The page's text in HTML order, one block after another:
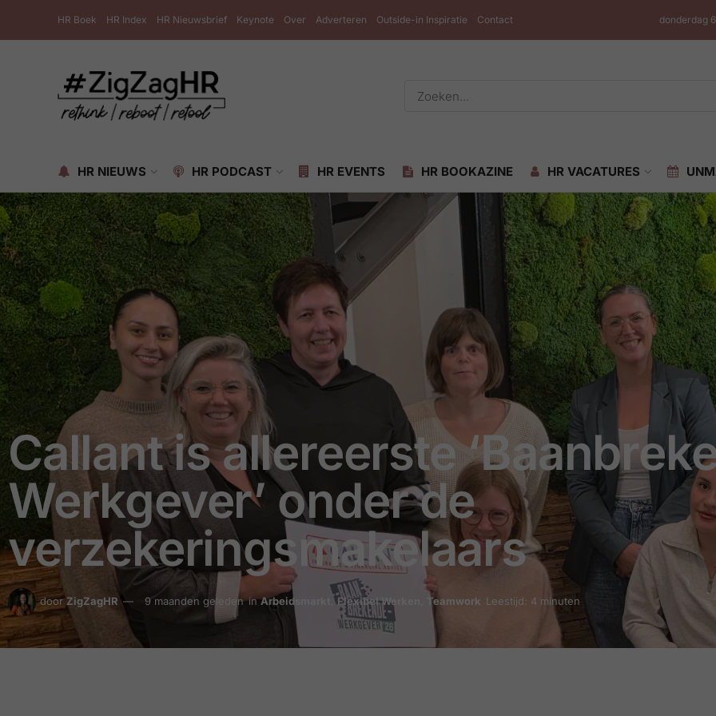
HR Boek HR Index HR Nieuwsbrief Keynote Over Adverteren Outside-in Inspiratie Contact donderdag
HR NIEUWS HR PODCAST HR EVENTS HR BOOKAZINE HR VACATURES
Callant is allereerste
Werkgever’ onder de
verzekeringsmakelaars
doorZigZagHR 9 maanden geleden in Arbeidsmarkt ,Flexibel Werken Teamwork Leestijd: 4 minuten